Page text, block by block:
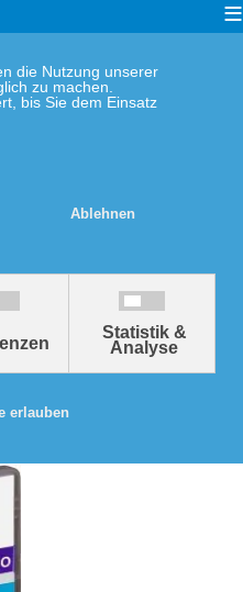
die Nutzung unserer
zu machen.
bis Sie dem Einsatz
Ablehnen
Statistik &
Analyse
erlauben
UnterrichtsSoftware Chemie
≡